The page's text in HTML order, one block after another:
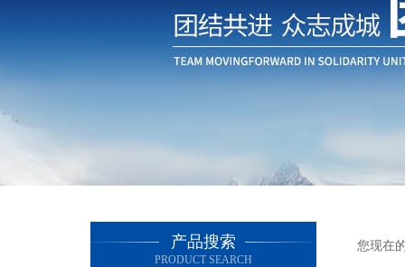
产品搜索
PRODUCT SEARCH
您现在